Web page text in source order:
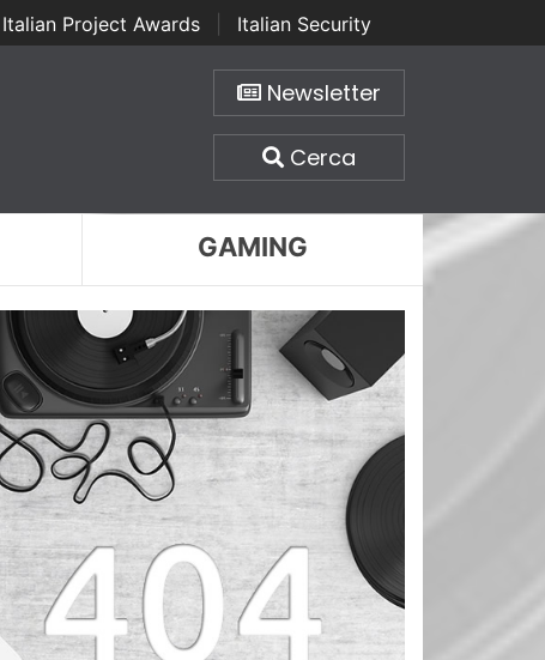
Italian Project Awards
Italian Security
Newsletter
Cerca
GAMING